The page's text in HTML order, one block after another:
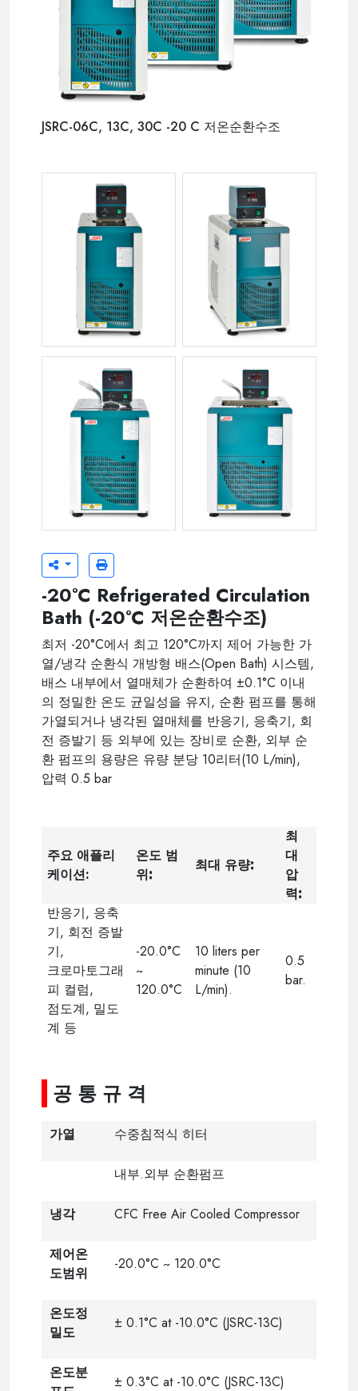
JSRC-06C, 13C, 30C -20 C 저온순환수조
JSRC-06C JSRC-06C
JSRC-13C JSRC-30C
-20°C Refrigerated Circulation
Bath (-20°C 저온순환수조)
최저 -20°C에서 최고 120°C까지 제어 가능한 가
열/냉각 순환식 개방형 배스(Open Bath) 시스템,
배스 내부에서 열매체가 순환하여 ±0.1°C 이내
의 정밀한 온도 균일성을 유지, 순환 펌프를 통해
가열되거나 냉각된 열매체를 반응기, 응축기, 회
전 증발기 등 외부에 있는 장비로 순환, 외부 순
환 펌프의 용량은 유량 분당 10리터(10 L/min),
압력 0.5 bar
주요 애플리
케이션:
온도 범
위:
최대 유량:
최
대
압
력:
반응기, 응축
기, 회전 증발
기,
크로마토그래
피 컬럼,
점도계, 밀도
계 등
-20.0°C
~
120.0°C
10 liters per
minute (10
L/min).
0.5
bar.
공 통 규 격
가열 수중침적식 히터
내부.외부 순환펌프
냉각 CFC Free Air Cooled Compressor
제어온
도범위
-20.0°C ~ 120.0°C
온도정
밀도
± 0.1°C at -10.0°C (JSRC-13C)
온도분
± 0.3°C at -10.0°C (JSRC-13C)